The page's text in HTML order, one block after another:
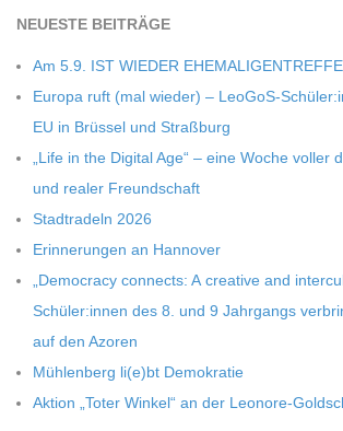
-
S
C
H
U
L
E
NEU­ESTE BEITRÄGE
Am 5.9. IST WIEDER
Europa ruft (mal wie­der) – LeoGoS-
EU in Brüs­sel und Straßburg
„Life in the Digi­tal Age“ – eine Woche vol­ler
und rea­ler Freundschaft
Stadt­ra­deln 2026
Erin­ne­run­gen an Hannover
„Demo­cracy con­nects: A crea­tive and
Schüler:innen des 8. und 9 Jahr­gangs
auf den Azoren
Müh­len­berg li(e)bt Demokratie
Aktion „Toter Win­kel“ an der Leonore-